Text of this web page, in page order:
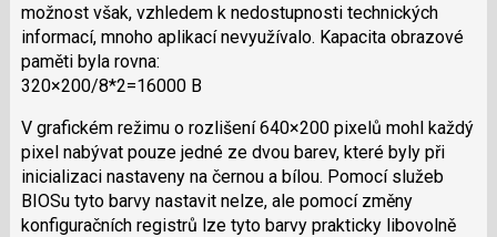
možnost však, vzhledem k nedostupnosti technických
informací, mnoho aplikací nevyužívalo. Kapacita obrazové
paměti byla rovna:
320×200/8*2=16000 B
V grafickém režimu o rozlišení 640×200 pixelů mohl každý
pixel nabývat pouze jedné ze dvou barev, které byly při
inicializaci nastaveny na černou a bílou. Pomocí služeb
BIOSu tyto barvy nastavit nelze, ale pomocí změny
konfiguračních registrů lze tyto barvy prakticky libovolně